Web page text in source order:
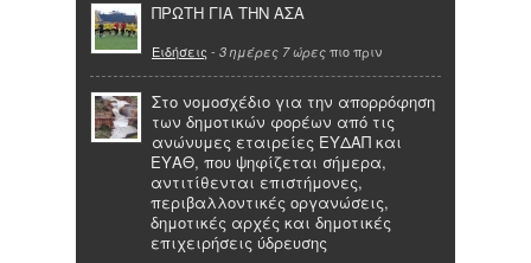
ΠΡΩΤΗ ΓΙΑ ΤΗΝ ΑΣΑ
Ειδήσεις - 3 ημέρες 7 ώρες πιο πριν
Στο νομοσχέδιο για την απορρόφηση
των δημοτικών φορέων από τις
ανώνυμες εταιρείες ΕΥΔΑΠ και
ΕΥΑΘ, που ψηφίζεται σήμερα,
αντιτίθενται επιστήμονες,
περιβαλλοντικές οργανώσεις,
δημοτικές αρχές και δημοτικές
επιχειρήσεις ύδρευσης